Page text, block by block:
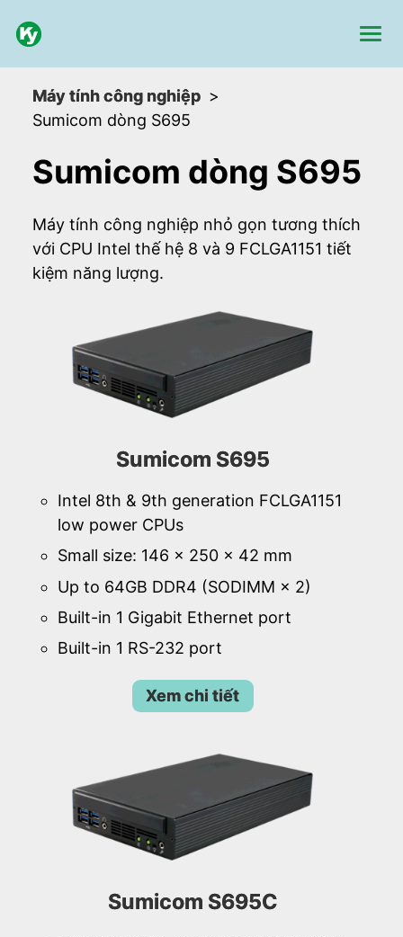
Máy tính công nghiệp
Sumicom dòng S695
Sumicom dòng S695
Máy tính công nghiệp nhỏ gọn tương thích
với CPU Intel thế hệ 8 và 9 FCLGA1151 tiết
kiệm năng lượng.
Sumicom S695
Intel 8th & 9th generation FCLGA1151
low power CPUs
Small size: 146 × 250 × 42 mm
Up to 64GB DDR4 (SODIMM × 2)
Built-in 1 Gigabit Ethernet port
Built-in 1 RS-232 port
Xem chi tiết
Sumicom S695C